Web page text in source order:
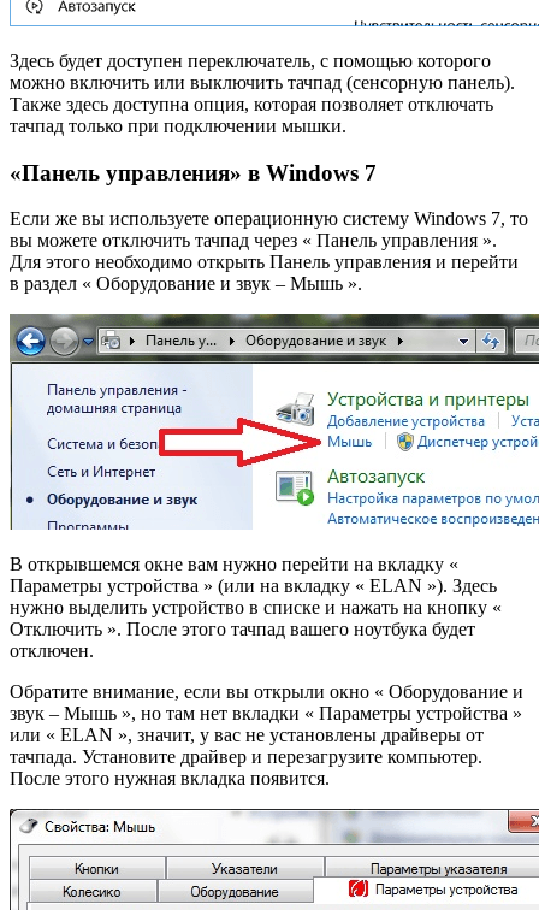
Здесь будет доступен переключатель, с помощью которого
можно включить или выключить тачпад (сенсорную панель).
Также здесь доступна опция, которая позволяет отключать
тачпад только при подключении мышки.
«Панель управления» в Windows 7
Если же вы используете операционную систему Windows 7, то
вы можете отключить тачпад через « Панель управления ».
Для этого необходимо открыть Панель управления и перейти
в раздел « Оборудование и звук – Мышь ».
В открывшемся окне вам нужно перейти на вкладку «
Параметры устройства » (или на вкладку « ELAN »). Здесь
нужно выделить устройство в списке и нажать на кнопку «
Отключить ». После этого тачпад вашего ноутбука будет
отключен.
Обратите внимание, если вы открыли окно « Оборудование и
звук – Мышь », но там нет вкладки « Параметры устройства »
или « ELAN », значит, у вас не установлены драйверы от
тачпада. Установите драйвер и перезагрузите компьютер.
После этого нужная вкладка появится.